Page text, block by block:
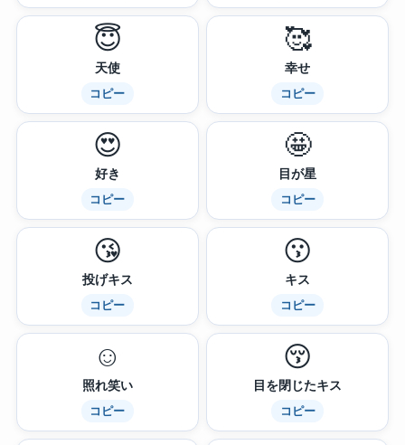
😇
天使
コピー
🥰
幸せ
コピー
😍
好き
コピー
🤩
目が星
コピー
😘
投げキス
コピー
😗
キス
コピー
☺️
照れ笑い
コピー
😚
目を閉じたキス
コピー